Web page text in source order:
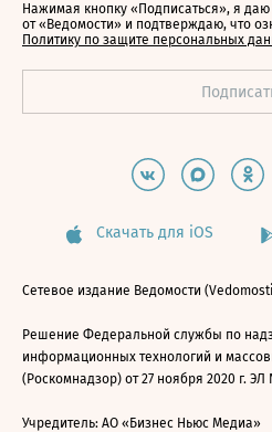
Нажимая кнопку «Подписаться», я даю
от «Ведомости» и подтверждаю, что
Политику по защите персональных
Скачать для iOS
Сетевое издание Ведомости
Решение Федеральной службы по
информационных технологий и
(Роскомнадзор) от 27 ноября 2020 г.
Учредитель: АО «Бизнес Ньюс Медиа»